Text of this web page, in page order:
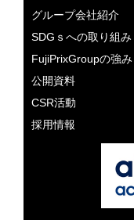
グループ会社紹介
SDGｓへの取り組み
FujiPrixGroupの強み
公開資料
CSR活動
採用情報